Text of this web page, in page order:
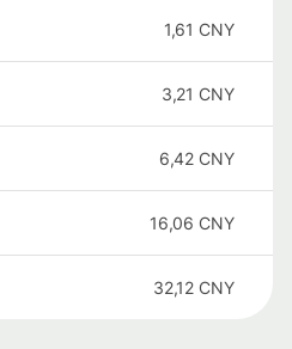
1,61 CNY
3,21 CNY
6,42 CNY
16,06 CNY
32,12 CNY